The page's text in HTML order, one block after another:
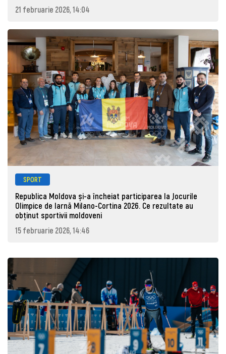
21 februarie 2026, 14:04
SPORT
Republica Moldova și-a încheiat participarea la Jocurile
Olimpice de Iarnă Milano-Cortina 2026. Ce rezultate au
obținut sportivii moldoveni
15 februarie 2026, 14:46